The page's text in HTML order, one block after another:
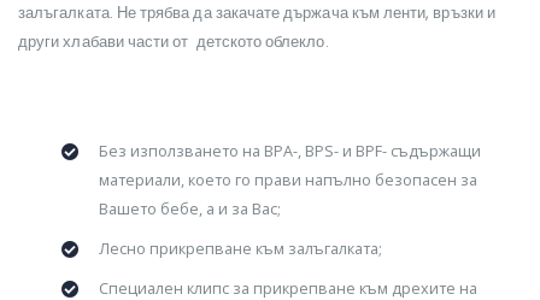
залъгалката. Не трябва да закачате държача към ленти, връзки и
други хлабави части от детското облекло.
Без използването на BPA-, BPS- и BPF- съдържащи
материали, което го прави напълно безопасен за
Вашето бебе, а и за Вас;
Лесно прикрепване към залъгалката;
Специален клипс за прикрепване към дрехите на